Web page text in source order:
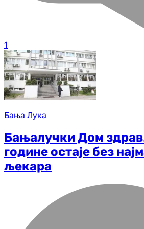
1
Бања Лука
Бањалучки Дом
године остаје без
љекара